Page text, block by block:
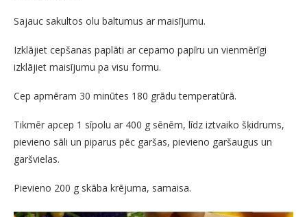
Sajauc sakultos olu baltumus ar maisījumu.
Izklājiet cepšanas paplāti ar cepamo papīru un vienmērīgi
izklājiet maisījumu pa visu formu.
Cep apmēram 30 minūtes 180 grādu temperatūrā.
Tikmēr apcep 1 sīpolu ar 400 g sēnēm, līdz iztvaiko šķidrums,
pievieno sāli un piparus pēc garšas, pievieno garšaugus un
garšvielas.
Pievieno 200 g skāba krējuma, samaisa.